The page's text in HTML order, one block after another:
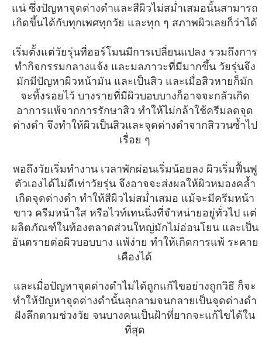
แน่ ซึ่งปัญหาจุดด่างดำและสีผิวไม่สม่ำเสมอนั้นสามารถ
เกิดขึ้นได้กับทุกเพศทุกวัย และทุก ๆ สภาพผิวเลยก็ว่าได้
เริ่มตั้งแต่วัยรุ่นที่ฮอร์โมนมีการเปลี่ยนแปลง รวมถึงการ
ทำกิจกรรมกลางแจ้ง และมลภาวะที่มีมากขึ้น วัยรุ่นจึง
มักมีปัญหาผิวหน้ามัน และเป็นสิว และเมื่อสิวหายก็มัก
จะทิ้งรอยไว้ บางรายที่มีผิวบอบบางก็อาจจะกลัวเกิด
อาการแพ้จากการรักษาสิว ทำให้ไม่กล้าใช้ครีมลดจุด
ด่างดำ จึงทำให้ผิวเป็นสิวและจุดด่างดำจากสิววนซ้ำไป
เรื่อย ๆ
พอถึงวัยเริ่มทำงาน เวลาพักผ่อนเริ่มน้อยลง ผิวเริ่มฟื้นฟู
ตัวเองได้ไม่ดีเท่าวัยรุ่น จึงอาจจะส่งผลให้ผิวหมองคล้ำ
เกิดจุดด่างดำ ทำให้สีผิวไม่สม่ำเสมอ แม้จะมีครีมหน้า
ขาว ครีมหน้าใส หรือไวท์เทนนิ่งที่จำหน่ายอยู่ทั่วไป แต่
ผลิตภัณฑ์ในท้องตลาดส่วนใหญ่มักไม่อ่อนโยน และเป็น
อันตรายต่อผิวบอบบาง แพ้ง่าย ทำให้เกิดการแพ้ ระคาย
เคืองได้
และเมื่อปัญหาจุดด่างดำไม่ได้ถูกแก้ไขอย่างถูกวิธี ก็จะ
ทำให้ปัญหาจุดด่างดำนั้นลุกลามจนกลายเป็นจุดด่างดำ
ฝังลึกตามช่วงวัย จนบางคนเป็นฝ้าที่ยากจะแก้ไขได้ใน
ที่สุด